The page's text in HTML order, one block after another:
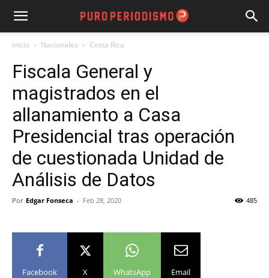
Inicio Nacionales Costa Rica
Fiscala General y
magistrados en el
allanamiento a Casa
Presidencial tras operación
de cuestionada Unidad de
Análisis de Datos
Por Edgar Fonseca - Feb 28, 2020 485
Facebook X WhatsApp Email